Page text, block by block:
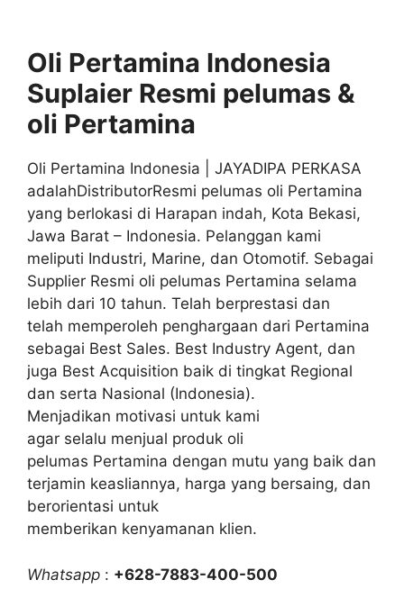
Oli Pertamina Indonesia
Suplaier Resmi pelumas &
oli Pertamina
Oli Pertamina Indonesia | JAYADIPA PERKASA
adalahDistributorResmi pelumas oli Pertamina
yang berlokasi di Harapan indah, Kota Bekasi,
Jawa Barat – Indonesia. Pelanggan kami
meliputi Industri, Marine, dan Otomotif. Sebagai
Supplier Resmi oli pelumas Pertamina selama
lebih dari 10 tahun. Telah berprestasi dan
telah memperoleh penghargaan dari Pertamina
sebagai Best Sales. Best Industry Agent, dan
juga Best Acquisition baik di tingkat Regional
dan serta Nasional (Indonesia).
Menjadikan motivasi untuk kami
agar selalu menjual produk oli
pelumas Pertamina dengan mutu yang baik dan
terjamin keasliannya, harga yang bersaing, dan
berorientasi untuk
memberikan kenyamanan klien.
Whatsapp : +628-7883-400-500